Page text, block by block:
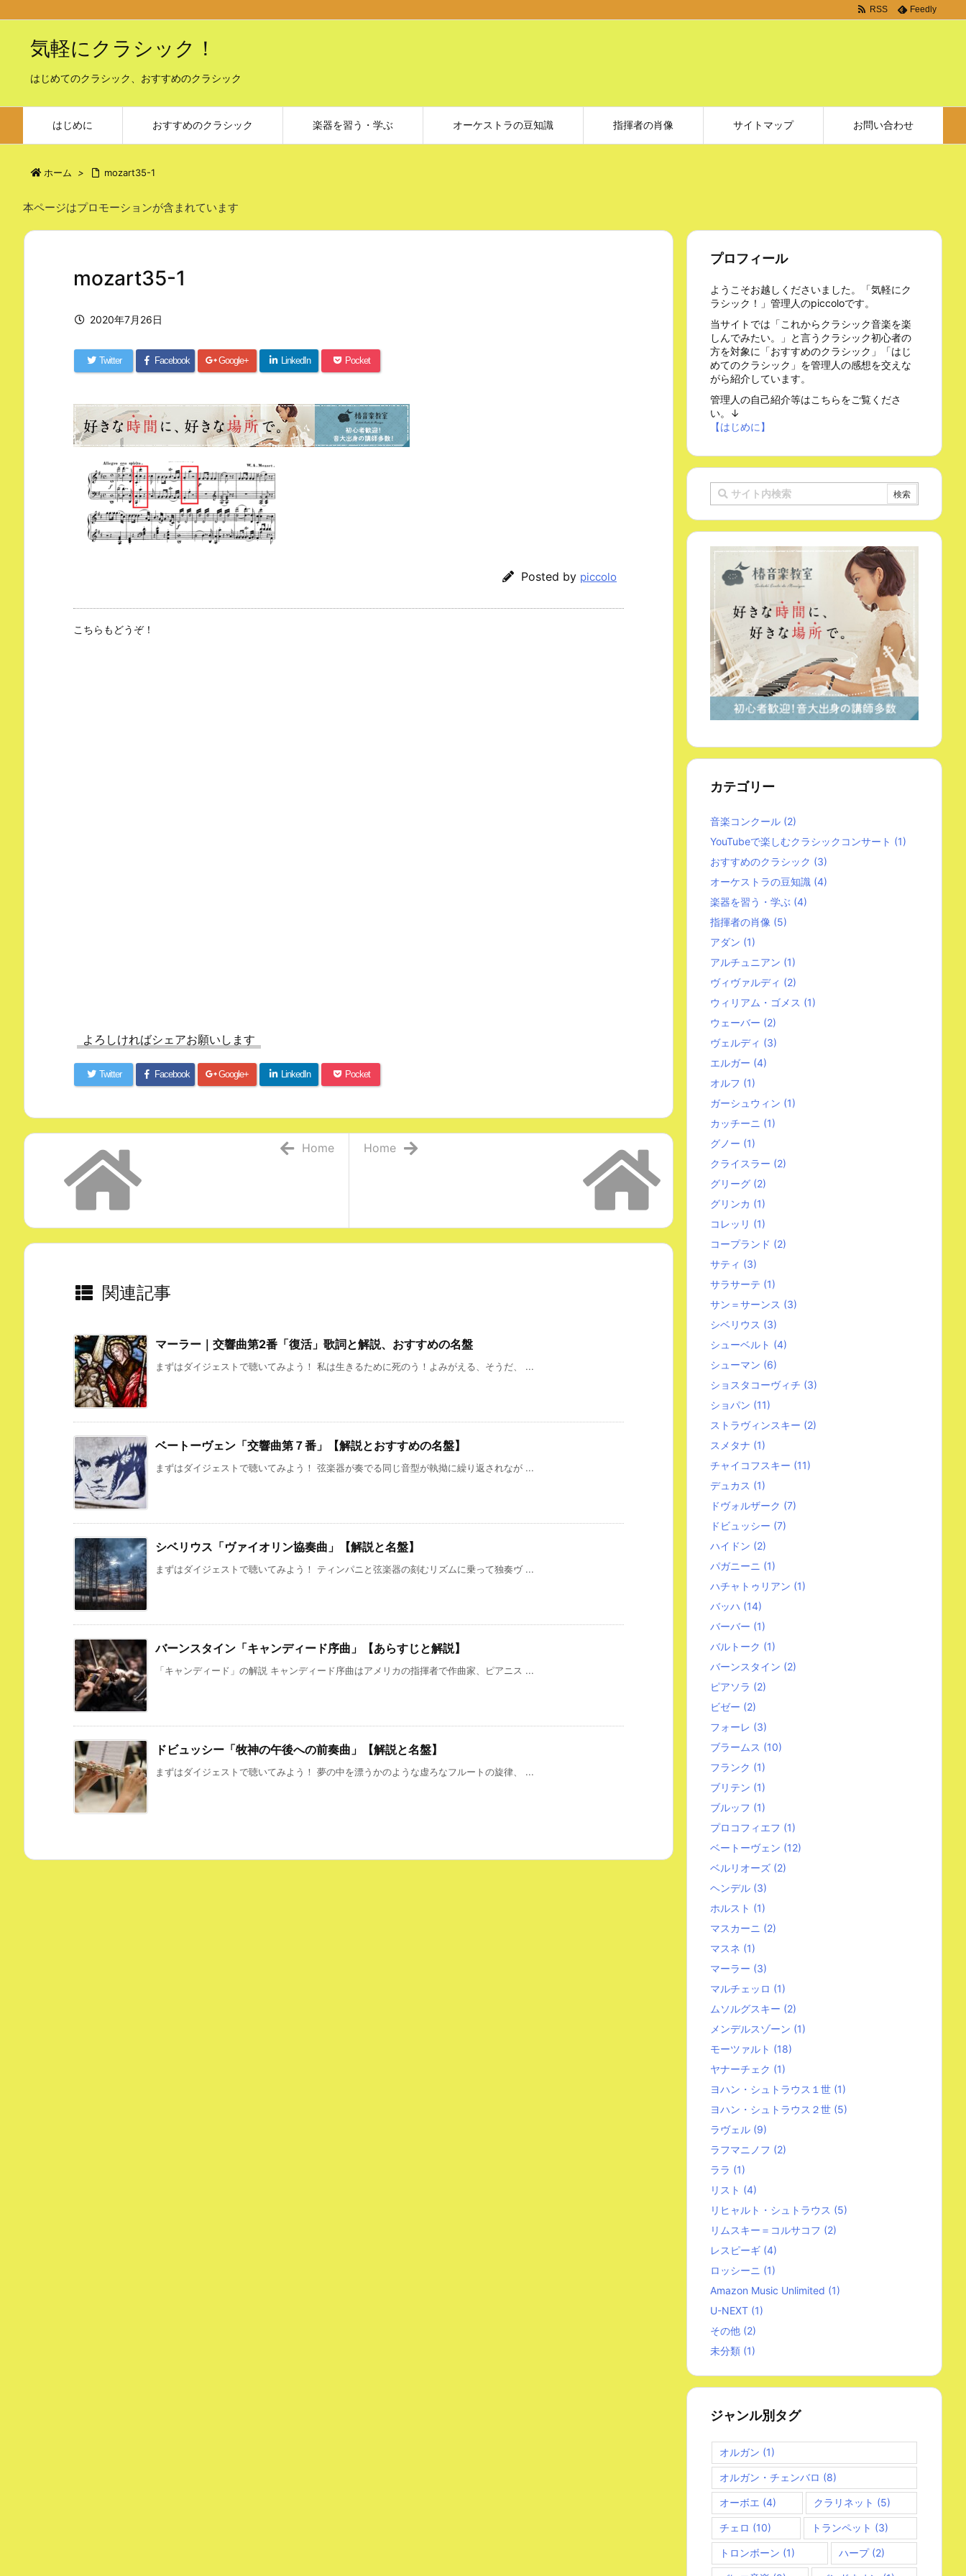
気軽にクラシック！
はじめてのクラシック、おすすめのクラシック
はじめに おすすめのクラシック 楽器を習う・学ぶ オーケストラの豆知識 指揮者の肖像 サイトマップ お問い合わせ
RSS Feedly
ホーム > mozart35-1
本ページはプロモーションが含まれています
mozart35-1
2020年7月26日
Twitter Facebook Google+ LinkedIn Pocket
Posted by piccolo
こちらもどうぞ！
よろしければシェアお願いします
Twitter Facebook Google+ LinkedIn Pocket
Home
Home
関連記事
マーラー｜交響曲第2番「復活」歌詞と解説、おすすめの名盤
まずはダイジェストで聴いてみよう！ 私は生きるために死のう！よみがえる、そうだ、 ...
ベートーヴェン「交響曲第７番」【解説とおすすめの名盤】
まずはダイジェストで聴いてみよう！ 弦楽器が奏でる同じ音型が執拗に繰り返されなが ...
シベリウス「ヴァイオリン協奏曲」【解説と名盤】
まずはダイジェストで聴いてみよう！ ティンパニと弦楽器の刻むリズムに乗って独奏ヴ ...
バーンスタイン「キャンディード序曲」【あらすじと解説】
「キャンディード」の解説 キャンディード序曲はアメリカの指揮者で作曲家、ピアニス ...
ドビュッシー「牧神の午後への前奏曲」【解説と名盤】
まずはダイジェストで聴いてみよう！ 夢の中を漂うかのような虚ろなフルートの旋律、 ...
プロフィール
ようこそお越しくださいました。「気軽にク
ラシック！」管理人のpiccoloです。
当サイトでは「これからクラシック音楽を楽
しんでみたい。」と言うクラシック初心者の
方を対象に「おすすめのクラシック」「はじ
めてのクラシック」を管理人の感想を交えな
がら紹介しています。
管理人の自己紹介等はこちらをご覧くださ
い。↓
【はじめに】
カテゴリー
音楽コンクール (2)
YouTubeで楽しむクラシックコンサート (1)
おすすめのクラシック (3)
オーケストラの豆知識 (4)
楽器を習う・学ぶ (4)
指揮者の肖像 (5)
アダン (1)
アルチュニアン (1)
ヴィヴァルディ (2)
ウィリアム・ゴメス (1)
ウェーバー (2)
ヴェルディ (3)
エルガー (4)
オルフ (1)
ガーシュウィン (1)
カッチーニ (1)
グノー (1)
クライスラー (2)
グリーグ (2)
グリンカ (1)
コレッリ (1)
コープランド (2)
サティ (3)
サラサーテ (1)
サン＝サーンス (3)
シベリウス (3)
シューベルト (4)
シューマン (6)
ショスタコーヴィチ (3)
ショパン (11)
ストラヴィンスキー (2)
スメタナ (1)
チャイコフスキー (11)
デュカス (1)
ドヴォルザーク (7)
ドビュッシー (7)
ハイドン (2)
パガニーニ (1)
ハチャトゥリアン (1)
バッハ (14)
バーバー (1)
バルトーク (1)
バーンスタイン (2)
ピアソラ (2)
ビゼー (2)
フォーレ (3)
ブラームス (10)
フランク (1)
ブリテン (1)
ブルッフ (1)
プロコフィエフ (1)
ベートーヴェン (12)
ベルリオーズ (2)
ヘンデル (3)
ホルスト (1)
マスカーニ (2)
マスネ (1)
マーラー (3)
マルチェッロ (1)
ムソルグスキー (2)
メンデルスゾーン (1)
モーツァルト (18)
ヤナーチェク (1)
ヨハン・シュトラウス１世 (1)
ヨハン・シュトラウス２世 (5)
ラヴェル (9)
ラフマニノフ (2)
ララ (1)
リスト (4)
リヒャルト・シュトラウス (5)
リムスキー＝コルサコフ (2)
レスピーギ (4)
ロッシーニ (1)
Amazon Music Unlimited (1)
U-NEXT (1)
その他 (2)
未分類 (1)
ジャンル別タグ
オルガン (1)
オルガン・チェンバロ (8)
オーボエ (4) クラリネット (5)
チェロ (10) トランペット (3)
トロンボーン (1) ハープ(2)